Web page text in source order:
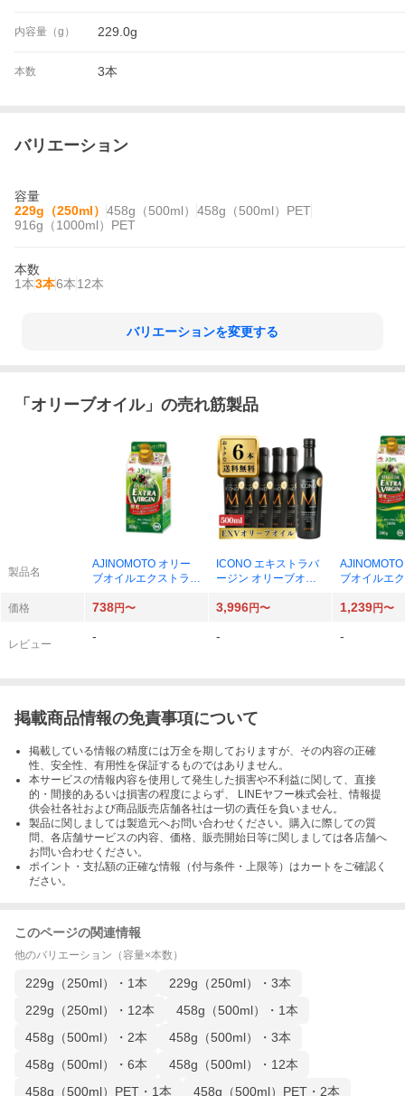
内容量（g） 229.0g
本数 3本
バリエーション
容量
229g（250ml） 458g（500ml） 458g（500ml）PET
916g（1000ml）PET
本数
1本3本6本12本
バリエーションを変更する
「 オリーブオイル」の売れ筋製品
製品名
AJINOMOTO オリー
ブオイルエクストラバ
ーンパック 300g×1
ICONO エキストラバ
ージン オリーブオイ
ブオイルエ
ーンパック
価格 738円〜 3,996円〜 1,239円〜
レビュー
- - -
掲載商品情報の免責事項について
掲載している情報の精度には万全を期しておりますが、その内容の正確
性、安全性、有用性を保証するものではありません。
本サービスの情報内容を使用して発生した損害や不利益に関して、直接
的・間接的あるいは損害の程度によらず、 LINEヤフー株式会社、情報提
供会社各社および商品販売店舗各社は一切の責任を負いません。
製品に関しましては製造元へお問い合わせください。購入に際しての質
問、各店舗サービスの内容、価格、販売開始日等に関しましては各店舗へ
お問い合わせください。
ポイント・支払額の正確な情報（付与条件・上限等）はカートをご確認く
ださい。
このページの関連情報
他のバリエーション（容量×本数）
229g（250ml）・1本
229g（250ml）・3本
229g（250ml）・12本
458g（500ml）・1本
458g（500ml）・2本
458g（500ml）・3本
458g（500ml）・6本
458g（500ml）・12本
458g（500ml）PET・1本
458g（500ml）PET・2本